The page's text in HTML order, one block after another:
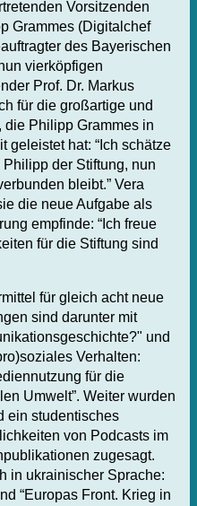
Vorsitzenden
Grammes (Digitalchef
des Bayerischen
vierköpfigen
Prof. Dr. Markus
für die großartige und
Philipp Grammes in
geleistet hat: “Ich schätze
der Stiftung, nun
bleibt.” Vera
die neue Aufgabe als
empfinde: “Ich freue
für die Stiftung sind
für gleich acht neue
sind darunter mit
und
Verhalten:
für die
Umwelt”. Weiter wurden
ein studentisches
von Podcasts im
zugesagt.
in ukrainischer Sprache:
“Europas Front. Krieg in